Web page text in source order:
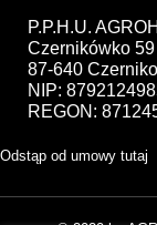
P.P.H.U.
Czernikówko 59
87-640
NIP:
REGON:
Odstąp od umowy tutaj